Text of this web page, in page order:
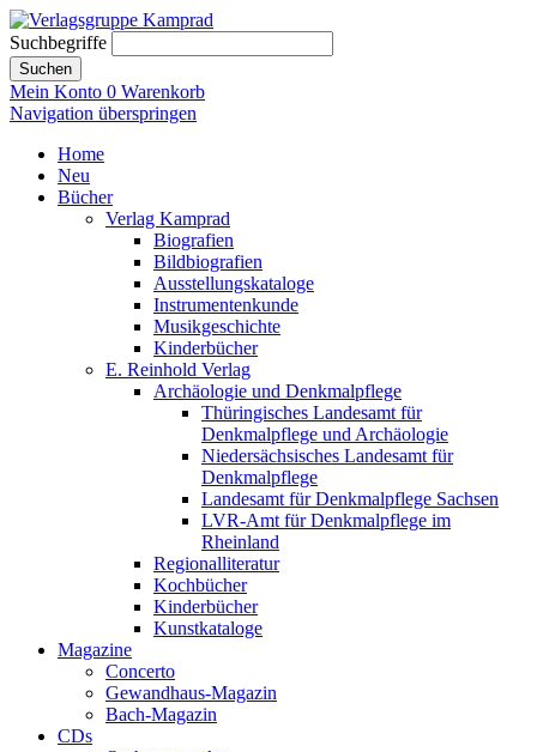
Suchbegriffe
Suchen
Mein Konto 0 Warenkorb
Navigation überspringen
Home
Neu
Bücher
Verlag Kamprad
Biografien
Bildbiografien
Ausstellungskataloge
Instrumentenkunde
Musikgeschichte
Kinderbücher
E. Reinhold Verlag
Archäologie und Denkmalpflege
Thüringisches Landesamt für
Denkmalpflege und Archäologie
Niedersächsisches Landesamt für
Denkmalpflege
Landesamt für Denkmalpflege Sachsen
LVR-Amt für Denkmalpflege im
Rheinland
Regionalliteratur
Kochbücher
Kinderbücher
Kunstkataloge
Magazine
Concerto
Gewandhaus-Magazin
Bach-Magazin
CDs